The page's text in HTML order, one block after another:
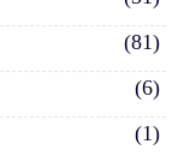
(81)
(6)
(1)